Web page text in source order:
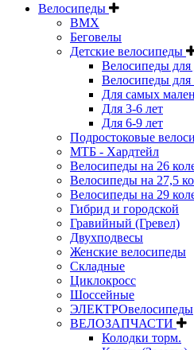
Велосипеды
BMX
Беговелы
Детские велосипеды
Велосипеды для
Велосипеды для
Для самых
Для 3-6 лет
Для 6-9 лет
Подростоковые
МТБ - Хардтейл
Велосипеды на 26
Велосипеды на 27,5
Велосипеды на 29
Гибрид и городской
Гравийный (Гревел)
Двухподвесы
Женские велосипеды
Складные
Циклокросс
Шоссейные
ЭЛЕКТРОвелосипеды
ВЕЛОЗАПЧАСТИ
Колодки торм.